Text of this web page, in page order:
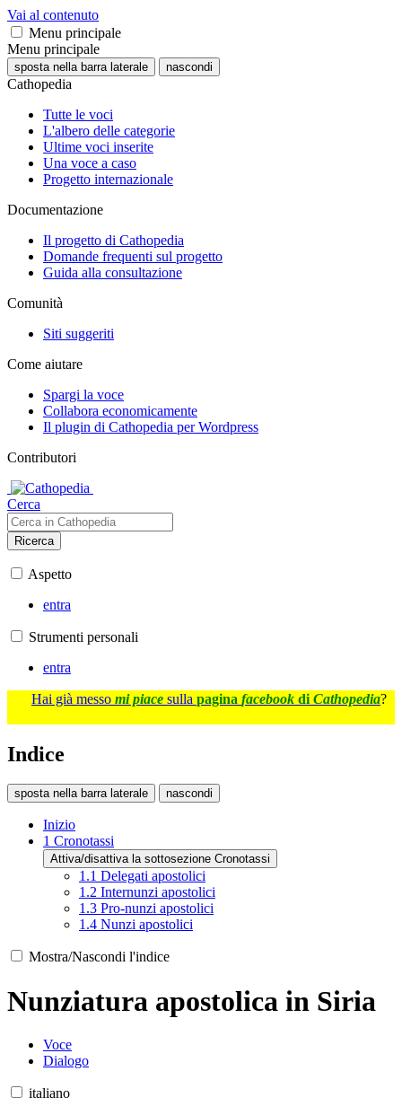
Vai al contenuto
Menu principale
Menu principale
sposta nella barra laterale nascondi
Cathopedia
Tutte le voci
L'albero delle categorie
Ultime voci inserite
Una voce a caso
Progetto internazionale
Documentazione
Il progetto di Cathopedia
Domande frequenti sul progetto
Guida alla consultazione
Comunità
Siti suggeriti
Come aiutare
Spargi la voce
Collabora economicamente
Il plugin di Cathopedia per Wordpress
Contributori
Cerca
Ricerca
Aspetto
entra
Strumenti personali
entra
Hai già messo mi piace sulla pagina facebook di Cathopedia?
Indice
sposta nella barra laterale nascondi
Inizio
1 Cronotassi
Attiva/disattiva la sottosezione Cronotassi
1.1 Delegati apostolici
1.2 Internunzi apostolici
1.3 Pro-nunzi apostolici
1.4 Nunzi apostolici
Mostra/Nascondi l'indice
Nunziatura apostolica in Siria
Voce
Dialogo
italiano